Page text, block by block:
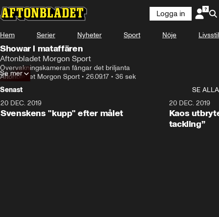
Logga in
Hem Serier Nyheter Sport Nöje Livsstil
Showar i mataffären
Aftonbladet Morgon Sport
Övervakningskameran fångar det briljanta
Aftonbladet Morgon Sport • 26.09.17 • 36 sek
Se mer
Senast
SE ALLA
20 DEC. 2019
Svenskens "kupp" efter målet
20 DEC. 2019
Kaos
tackling”